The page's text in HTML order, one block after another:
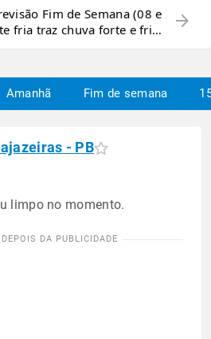
Fim de Semana (08 e
fria traz chuva forte e frio
arrow_forward
Amanhã Fim de semana
- PB
limpo no momento.